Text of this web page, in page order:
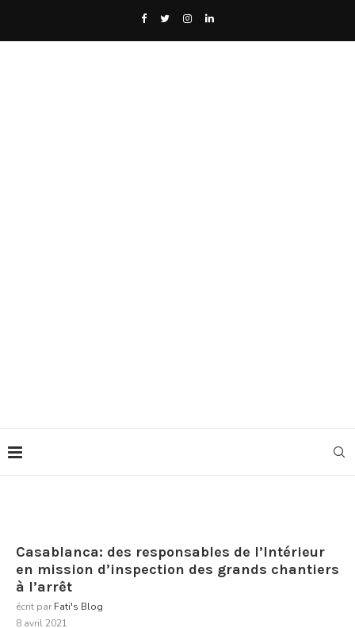
Casablanca: des responsables de l’Intérieur
en mission d’inspection des grands chantiers
à l’arrêt
écrit par Fati's Blog
8 avril 2021